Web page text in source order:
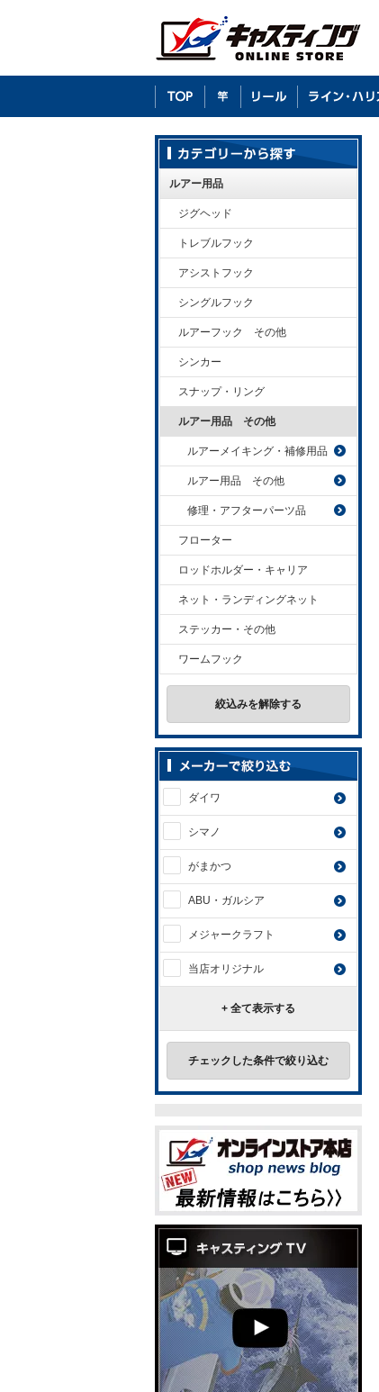
ルアー用品
ジグヘッド
トレブルフック
アシストフック
シングルフック
ルアーフック その他
シンカー
スナップ・リング
ルアー用品 その他
ルアーメイキング・補修用品
ルアー用品 その他
修理・アフターパーツ品
フローター
ロッドホルダー・キャリア
ネット・ランディングネット
ステッカー・その他
ワームフック
絞込みを解除する
ダイワ
シマノ
がまかつ
ABU・ガルシア
メジャークラフト
当店オリジナル
+ 全て表示する
チェックした条件で絞り込む